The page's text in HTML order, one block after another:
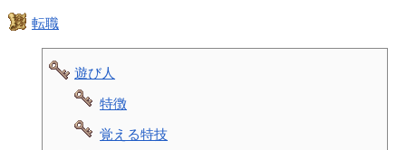
転職
遊び人
特徴
覚える特技